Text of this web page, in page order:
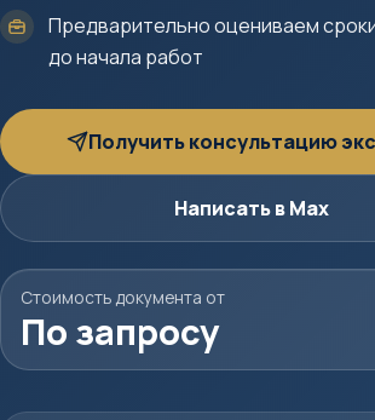
Предварительно оцениваем
до начала работ
Получить консультацию
Написать в Max
Стоимость документа от
По запросу